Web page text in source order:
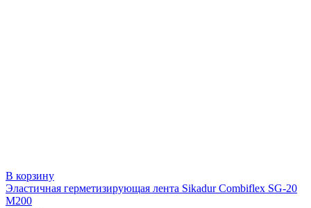
В корзину
Эластичная герметизирующая лента Sikadur Combiflex SG-20
M200